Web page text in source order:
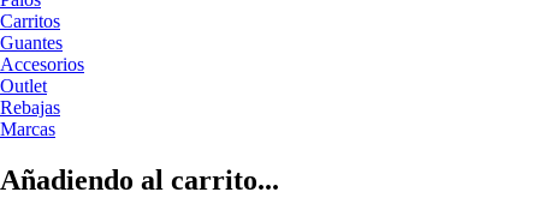
Carritos
Guantes
Accesorios
Outlet
Rebajas
Marcas
Añadiendo al carrito...